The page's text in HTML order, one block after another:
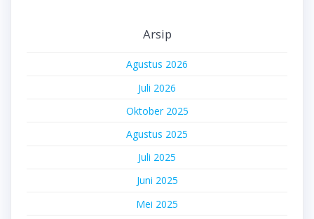
Arsip
Agustus 2026
Juli 2026
Oktober 2025
Agustus 2025
Juli 2025
Juni 2025
Mei 2025